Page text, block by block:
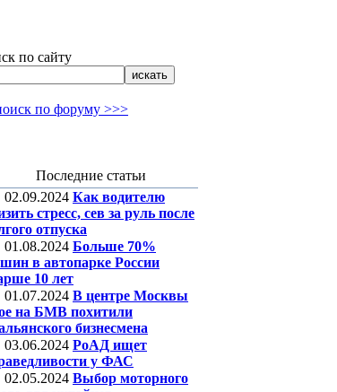
по сайту
по форуму >>>
Последние статьи
02.09.2024 Как водителю
стресс, сев за руль после
отпуска
01.08.2024 Больше 70%
в автопарке России
10 лет
01.07.2024 В центре Москвы
на БМВ похитили
бизнесмена
03.06.2024 РоАД ищет
у ФАС
02.05.2024 Выбор моторного